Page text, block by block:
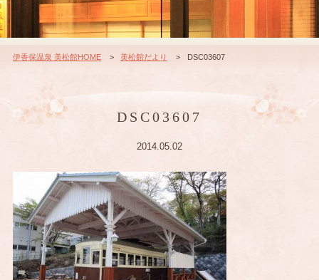
伊香保温泉 美松館HOME 美松館だより DSC03607
DSC03607
2014.05.02